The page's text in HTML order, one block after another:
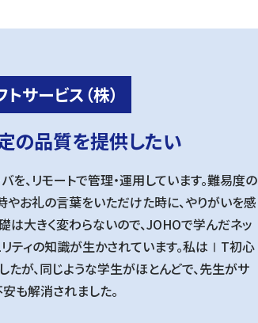
サービス（株）
の品質を提供したい
を、リモートで管理・運用しています。難易度の
お礼の言葉をいただけた時に、やりがいを感
は大きく変わらないので、JOHOで学んだネッ
リティの知識が生かされています。私はⅠT初心
が、同じような学生がほとんどで、先生がサ
安も解消されました。